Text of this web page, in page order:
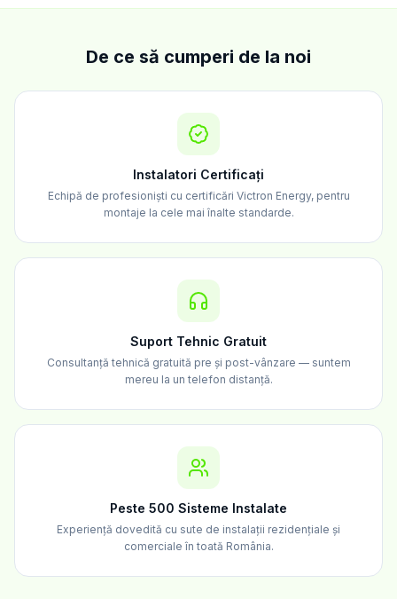
De ce să cumperi de la noi
Instalatori Certificați
Echipă de profesioniști cu certificări Victron Energy, pentru
montaje la cele mai înalte standarde.
Suport Tehnic Gratuit
Consultanță tehnică gratuită pre și post-vânzare — suntem
mereu la un telefon distanță.
Peste 500 Sisteme Instalate
Experiență dovedită cu sute de instalații rezidențiale și
comerciale în toată România.